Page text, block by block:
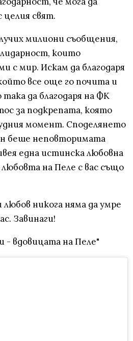
целия свят.
милиони съобщения,
които
с мир. Искам да благодаря
все още го почита и
да благодаря на ФК
за подкрепата, която
момент. Споделянето
беше неповторимата
една истинска любовна
на Пеле с вас също
никога няма да умре
Завинаги!
- вдовицата на Пеле"